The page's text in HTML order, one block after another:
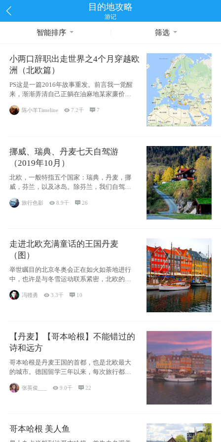
目的地攻略
游记
智能排序 筛选
小两口辞职出走世界之4个月穿越欧
洲（北欧篇）
PS这是一篇2016年故事重发。前言我一觉醒
来，渐渐弄清自己正躺在油麻地某家廉价宾
馆
陈小羊Timeline 7.2千 7
挪威、瑞典、丹麦七天自驾游
（2019年10月）
北欧，一般特指五个国家：瑞典，丹麦，挪
威，芬兰，以及冰岛。除芬兰，我们自驾游
旅行色影 8.9千 26
走进北欧充满童话的王国丹麦
（图）
举世瞩目的北京冬奥会正在如火如荼地进行
中，也许是与冬雪运动联系紧密，北欧的一
些国家因
冯赣勇 3.3千  10
【丹麦】【哥本哈根】不能错过的
诗和远方
哥本哈根是丹麦王国的首都，也是北欧最大
的城市。德国留学三年以来，每次旅行都是
张英俊___ 9.0千 22
哥本哈根 美人鱼